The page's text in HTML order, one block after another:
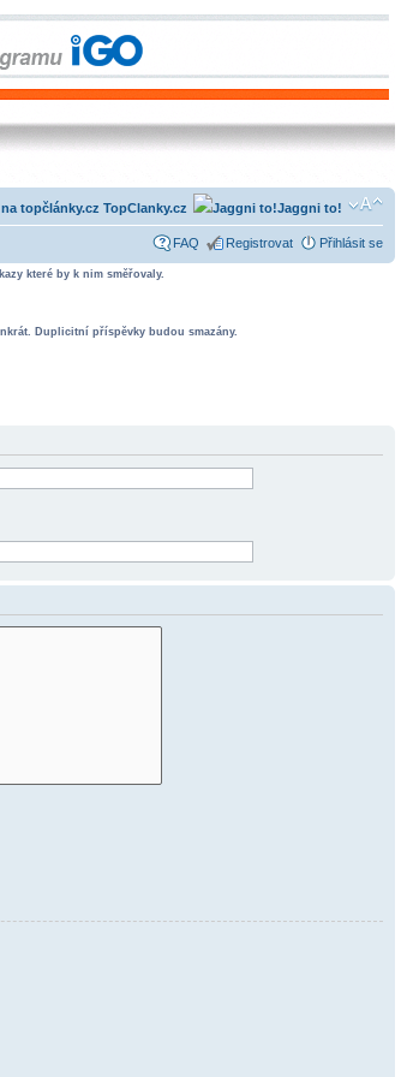
Jaggni to!
TopClanky.cz
FAQ Registrovat Přihlásit se
které by k nim směřovaly.
Duplicitní příspěvky budou smazány.